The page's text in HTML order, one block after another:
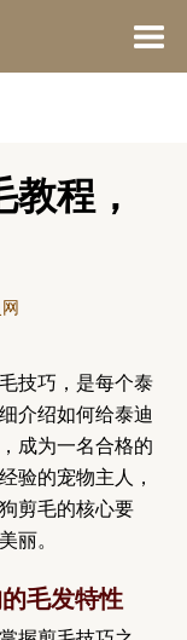
程，
技巧，是每个泰
介绍如何给泰迪
成为一名合格的
验的宠物主人，
剪毛的核心要
丽。
毛发特性